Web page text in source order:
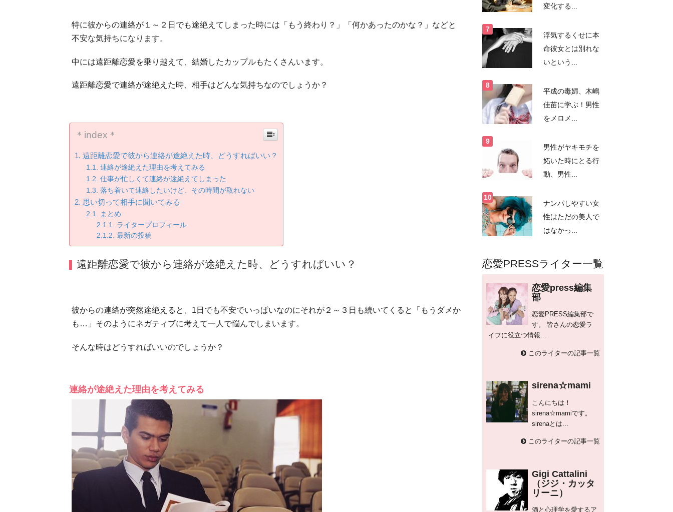
特に彼からの連絡が１～２日でも途絶えてしまった時には「もう終わり？」「何かあったのかな？」などと
不安な気持ちになります。
中には遠距離恋愛を乗り越えて、結婚したカップルもたくさんいます。
遠距離恋愛で連絡が途絶えた時、相手はどんな気持ちなのでしょうか？
＊index＊
遠距離恋愛で彼から連絡が途絶えた時、どうすればいい？
連絡が途絶えた理由を考えてみる
仕事が忙しくて連絡が途絶えてしまった
落ち着いて連絡したいけど、その時間が取れない
思い切って相手に聞いてみる
まとめ
ライタープロフィール
最新の投稿
遠距離恋愛で彼から連絡が途絶えた時、どうすればいい？
彼からの連絡が突然途絶えると、1日でも不安でいっぱいなのにそれが２～３日も続いてくると「もうダメか
も…」そのようにネガティブに考えて一人で悩んでしまいます。
そんな時はどうすればいいのでしょうか？
連絡が途絶えた理由を考えてみる
変化する...
浮気するくせに本
命彼女とは別れな
いという...
平成の毒婦、木嶋
佳苗に学ぶ！男性
をメロメ...
男性がヤキモチを
妬いた時にとる行
動、男性...
ナンパしやすい女
性はただの美人で
はなかっ...
恋愛PRESSライター一覧
恋愛press編集
部
恋愛PRESS編集部で
す。 皆さんの恋愛ラ
イフに役立つ情報...
このライターの記事一覧
sirena☆mami
こんにちは！
sirena☆mamiです。
sirenaとは...
このライターの記事一覧
Gigi Cattalini
（ジジ・カッタ
リーニ）
酒と心理学を愛するア